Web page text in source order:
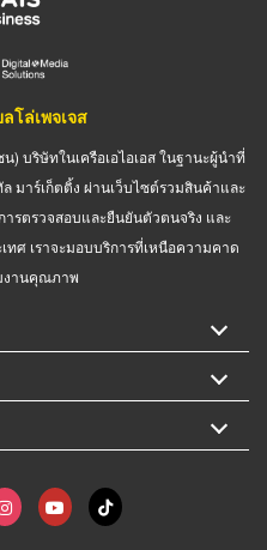
โล่เพจเจส
) บริษัทในเครือเอไอเอส ในฐานะผู้นำที่
าร์เก็ตติ้ง ผ่านเว็บไซต์รวมสินค้าและ
ารตรวจสอบและยืนยันตัวตนจริง และ
ศ เราจะมอบบริการที่เหนือความคาด
งานคุณภาพ